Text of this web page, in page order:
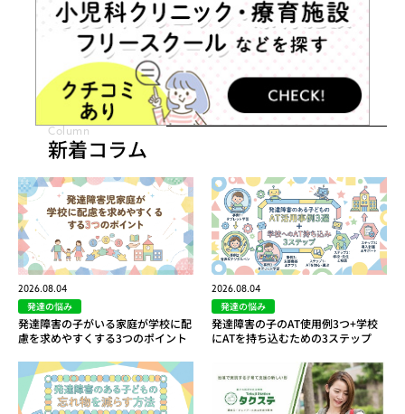
Column
新着コラム
2026.08.04
発達の悩み
発達障害の子がいる家庭が学校に配
慮を求めやすくする3つのポイント
2026.08.04
発達の悩み
発達障害の子のAT使用例3つ+学校
にATを持ち込むための3ステップ